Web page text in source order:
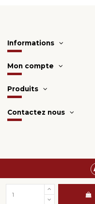
Informations
Mon compte
Produits
Contactez nous
Une